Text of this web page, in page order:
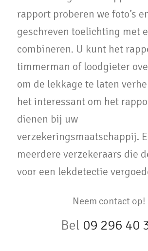
rapport proberen we foto’s
geschreven toelichting met
combineren. U kunt het
timmerman of loodgieter
om de lekkage te laten
het interessant om het
dienen bij uw
verzekeringsmaatschappij.
meerdere verzekeraars die
voor een lekdetectie
Neem contact op!
Bel 09 296 40